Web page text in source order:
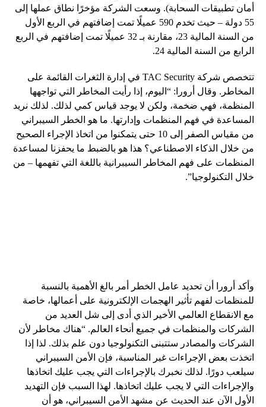
أمان تطبيقات السحابة). وسعت الشركة مؤخرًا نطاق عملها إلى
55 دولة – حيث تخدم 590 عميلًا تمت إضافتهم في الربع الأول
من السنة المالية 23، مقارنة بـ 32 عميلًا تمت إضافتهم في الربع
الرابع من السنة المالية 24.
تتخصص شركة TAC Security في إدارة الثغرات القائمة على
المخاطر. وقال أرورا: “اليوم، إذا رأيت المخاطر التي تواجهها
المنظمة، فهي ضخمة، ولكن لا يوجد قياس كمي لذلك. لذلك نريد
المساعدة في فهم المنظمات وإدارتها. ما هو الخطر السيبراني
من مقياس الصفر إلى 10 حتى يتمكنوا من اتخاذ الإجراء الصحيح
من خلال الذكاء الاصطناعي؟ هذا هو بالضبط ما يحفزنا لمساعدة
المنظمات على فهم المخاطر السيبرانية باللغة التي تفهمها – من
خلال التكنولوجيا”.
وأكد أرورا أن تحديد عامل الخطر أمر بالغ الأهمية بالنسبة
للمنظمات لفهم تأثير الهجمات الإلكترونية على أعمالها، خاصة
مع الانقطاع العالمي الأخير الذي أدى إلى شل العديد من
الشركات والمنظمات في جميع أنحاء العالم. “هناك مخاطر لأن
الشركات والمصادر ستتبنى التكنولوجيا دون علم بذلك. لذا إذا
اتخذت بعض الإجراءات غير المناسبة، فإن الأمن السيبراني
سيلعب دورًا. لذلك نخبرك بالإجراءات التي يجب عليك اتخاذها
والإجراءات التي لا يجب عليك اتخاذها. لهذا السبب فإن التهديد
الأول الآن عند الحديث عن مشهد الأمن السيبراني، هو أن